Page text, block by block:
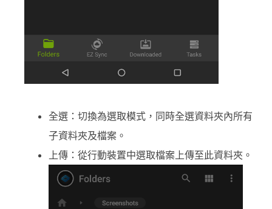
全選：切換為選取模式，同時全選資料夾內所有
子資料夾及檔案。
上傳：從行動裝置中選取檔案上傳至此資料夾。